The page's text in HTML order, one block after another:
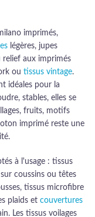
imprimés,
légères, jupes
relief aux imprimés
ou tissus vintage.
idéales pour la
stables, elles se
fruits, motifs
imprimé reste une
à l'usage : tissus
coussins ou têtes
tissus microfibre
plaids et couvertures
Les tissus voilages